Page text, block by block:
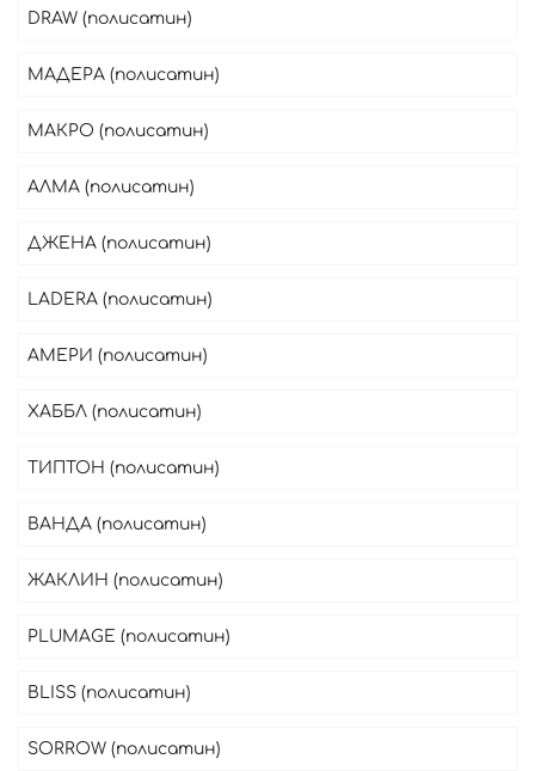
DRAW (полисатин)
МАДЕРА (полисатин)
МАКРО (полисатин)
АЛМА (полисатин)
ДЖЕНА (полисатин)
LADERA (полисатин)
АМЕРИ (полисатин)
ХАББЛ (полисатин)
ТИПТОН (полисатин)
ВАНДА (полисатин)
ЖАКЛИН (полисатин)
PLUMAGE (полисатин)
BLISS (полисатин)
SORROW (полисатин)